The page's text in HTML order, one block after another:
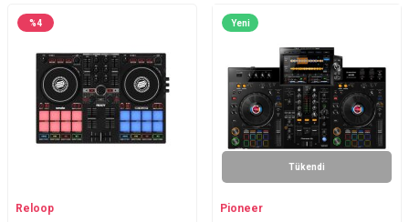
%4
Reloop
Yeni
Tükendi
Pioneer